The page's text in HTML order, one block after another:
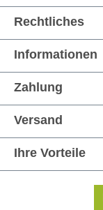
Rechtliches
Informationen
Zahlung
Versand
Ihre Vorteile